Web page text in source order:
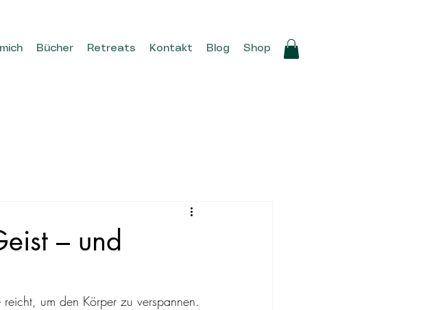
Bücher Retreats Kontakt Blog Shop
– und
um den Körper zu verspannen.